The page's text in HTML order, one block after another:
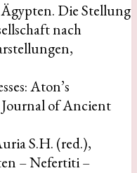
Die Stellung
nach
Aton’s
of Ancient
S.H. (red.),
– Nefertiti –